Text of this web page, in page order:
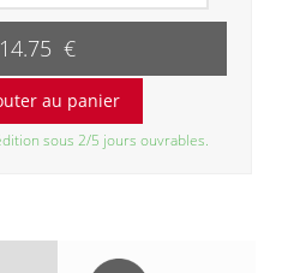
14.75 €
sous 2/5 jours ouvrables.